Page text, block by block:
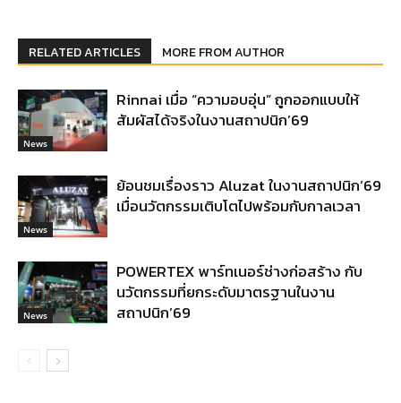
RELATED ARTICLES MORE FROM AUTHOR
News
Rinnai เมื่อ “ความอบอุ่น” ถูกออกแบบให้
สัมผัสได้จริงในงานสถาปนิก’69
News
ย้อนชมเรื่องราว Aluzat ในงานสถาปนิก’69
เมื่อนวัตกรรมเติบโตไปพร้อมกับกาลเวลา
News
POWERTEX พาร์ทเนอร์ช่างก่อสร้าง กับ
นวัตกรรมที่ยกระดับมาตรฐานในงาน
สถาปนิก’69